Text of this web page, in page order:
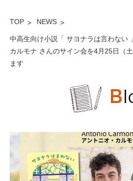
TOP NEWS
中高生向け小説「 サヨナラは言わない
カルモナ さんのサイン会を4月25日（
ます